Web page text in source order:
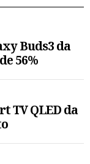
Buds3 da
56%
TV QLED da